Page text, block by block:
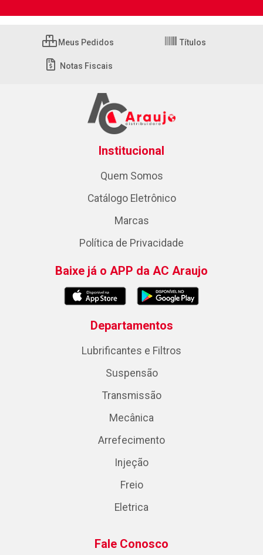
Meus Pedidos Títulos
Notas Fiscais
Institucional
Quem Somos
Catálogo Eletrônico
Marcas
Política de Privacidade
Baixe já o APP da AC Araujo
Departamentos
Lubrificantes e Filtros
Suspensão
Transmissão
Mecânica
Arrefecimento
Injeção
Freio
Eletrica
Fale Conosco